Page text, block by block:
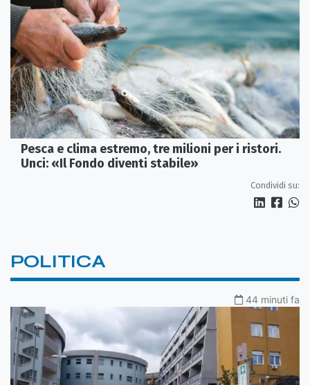
Pesca e clima estremo, tre milioni per i ristori.
Unci: «Il Fondo diventi stabile»
Condividi su:
POLITICA
44 minuti fa